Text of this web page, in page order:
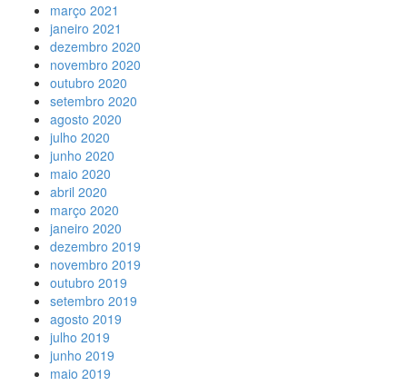
março 2021
janeiro 2021
dezembro 2020
novembro 2020
outubro 2020
setembro 2020
agosto 2020
julho 2020
junho 2020
maio 2020
abril 2020
março 2020
janeiro 2020
dezembro 2019
novembro 2019
outubro 2019
setembro 2019
agosto 2019
julho 2019
junho 2019
maio 2019